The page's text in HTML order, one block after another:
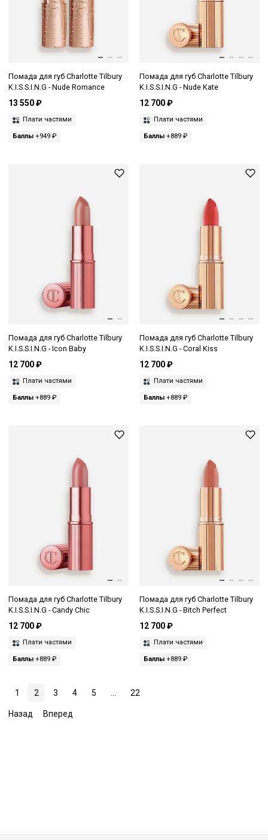
Помада для губ Charlotte Tilbury
K.I.S.S.I.N.G - Nude Romance
13 550 ₽
Плати частями
Баллы +949 ₽
Помада для губ Charlotte Tilbury
K.I.S.S.I.N.G - Nude Kate
12 700 ₽
Плати частями
Баллы+889 ₽
Помада для губ Charlotte Tilbury
K.I.S.S.I.N.G - Icon Baby
12 700 ₽
Плати частями
Баллы +889 ₽
Помада для губ Charlotte Tilbury
K.I.S.S.I.N.G - Coral Kiss
12 700 ₽
Плати частями
Баллы+889 ₽
Помада для губ Charlotte Tilbury
K.I.S.S.I.N.G - Candy Chic
12 700 ₽
Плати частями
Баллы +889 ₽
Помада для губ Charlotte Tilbury
K.I.S.S.I.N.G - Bitch Perfect
12 700 ₽
Плати частями
Баллы+889 ₽
1 2 3 4 5 22
Назад Вперед